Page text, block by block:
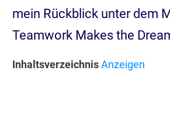
mein Rückblick unter dem
Teamwork Makes the
InhaltsverzeichnisAnzeigen